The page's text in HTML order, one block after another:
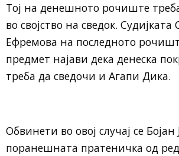
Тој на денешното рочиште
во својство на сведок. Судијката
Ефремова на последното
предмет најави дека денеска
треба да сведочи и Агапи Дика.
Обвинети во овој случај се Бојан
поранешната пратеничка од